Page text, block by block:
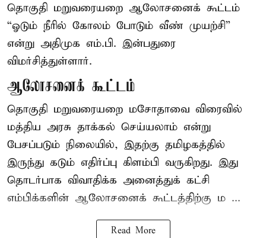
தொகுதி மறுவரையறை ஆலோசனைக் கூட்டம்
“ஓடும் நீரில் கோலம் போடும் வீண் முயற்சி”
என்று அதிமுக எம்.பி. இன்பதுரை
விமர்சித்துள்ளார்.
ஆலோசனைக் கூட்டம்
தொகுதி மறுவரையறை மசோதாவை விரைவில்
மத்திய அரசு தாக்கல் செய்யலாம் என்று
பேசப்படும் நிலையில், இதற்கு தமிழகத்தில்
இருந்து கடும் எதிர்ப்பு கிளம்பி வருகிறது. இது
தொடர்பாக விவாதிக்க அனைத்துக் கட்சி
எம்பிக்களின் ஆலோசனைக் கூட்டத்திற்கு ம ...
Read More